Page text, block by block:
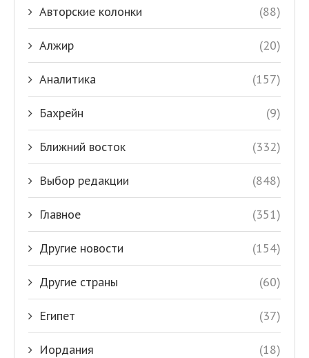
Авторские колонки (88)
Алжир (20)
Аналитика (157)
Бахрейн (9)
Ближний восток (332)
Выбор редакции (848)
Главное (351)
Другие новости (154)
Другие страны (60)
Египет (37)
Иордания (18)